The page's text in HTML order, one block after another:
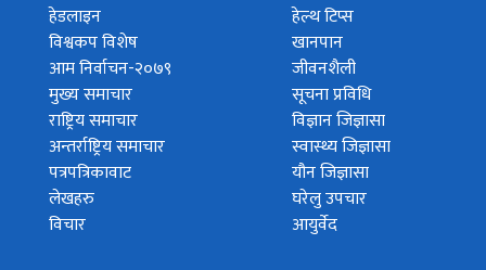
हेडलाइन
विश्वकप विशेष
आम निर्वाचन-२०७९
मुख्य समाचार
राष्ट्रिय समाचार
अन्तर्राष्ट्रिय समाचार
पत्रपत्रिकावाट
लेखहरु
विचार
हेल्थ टिप्स
खानपान
जीवनशैली
सूचना प्रविधि
विज्ञान जिज्ञासा
स्वास्थ्य जिज्ञासा
यौन जिज्ञासा
घरेलु उपचार
आयुर्वेद